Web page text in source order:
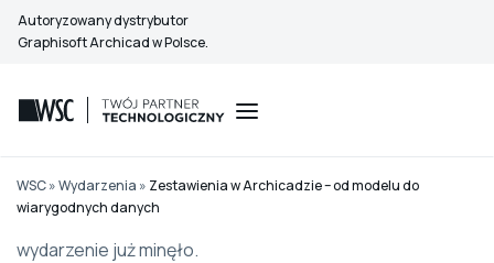
Przejdź
do
Autoryzowany dystrybutor
Graphisoft Archicad w Polsce.
WSC»Wydarzenia » Zestawienia w Archicadzie – od modelu do
wiarygodnych danych
wydarzenie już minęło.